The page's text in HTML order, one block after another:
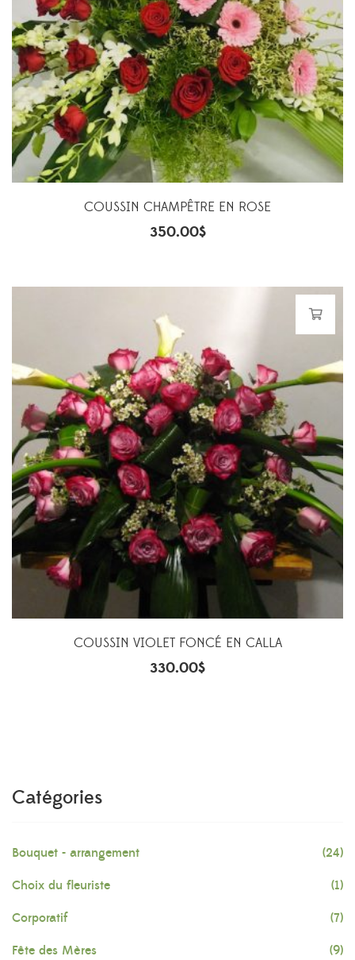
COUSSIN CHAMPÊTRE EN ROSE
350.00$
COUSSIN VIOLET FONCÉ EN CALLA
330.00$
Catégories
Bouquet - arrangement (24)
Choix du fleuriste (1)
Corporatif (7)
Fête des Mères (9)